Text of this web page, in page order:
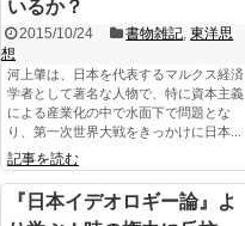
いるか？
2015/10/24 書物雑記 ,東洋思
想
河上肇は、日本を代表するマルクス経済
学者として著名な人物で、特に資本主義
による産業化の中で水面下で問題とな
り、第一次世界大戦をきっかけに日本...
記事を読む
『日本イデオロギー論』よ